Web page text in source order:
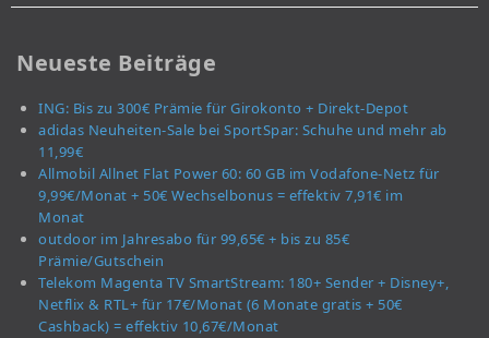
Neueste Beiträge
ING: Bis zu 300€ Prämie für Girokonto + Direkt-Depot
adidas Neuheiten-Sale bei SportSpar: Schuhe und mehr ab
11,99€
Allmobil Allnet Flat Power 60: 60 GB im Vodafone-Netz für
9,99€/Monat + 50€ Wechselbonus = effektiv 7,91€ im
Monat
outdoor im Jahresabo für 99,65€ + bis zu 85€
Prämie/Gutschein
Telekom Magenta TV SmartStream: 180+ Sender + Disney+,
Netflix & RTL+ für 17€/Monat (6 Monate gratis + 50€
Cashback) = effektiv 10,67€/Monat